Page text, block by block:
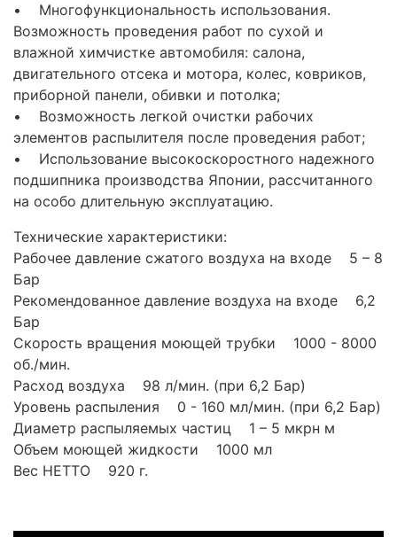
• Многофункциональность использования.
Возможность проведения работ по сухой и
влажной химчистке автомобиля: салона,
двигательного отсека и мотора, колес, ковриков,
приборной панели, обивки и потолка;
• Возможность легкой очистки рабочих
элементов распылителя после проведения работ;
• Использование высокоскоростного надежного
подшипника производства Японии, рассчитанного
на особо длительную эксплуатацию.
Технические характеристики:
Рабочее давление сжатого воздуха на входе 5 – 8
Бар
Рекомендованное давление воздуха на входе 6,2
Бар
Скорость вращения моющей трубки 1000 - 8000
об./мин.
Расход воздуха 98 л/мин. (при 6,2 Бар)
Уровень распыления 0 - 160 мл/мин. (при 6,2 Бар)
Диаметр распыляемых частиц 1 – 5 мкрн м
Объем моющей жидкости 1000 мл
Вес НЕТТО 920 г.